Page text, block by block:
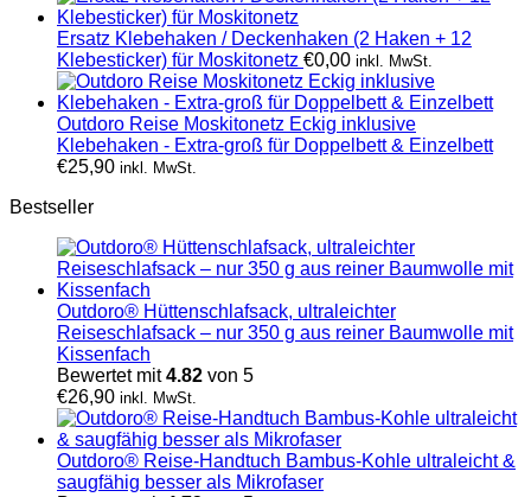
Ersatz Klebehaken / Deckenhaken (2 Haken + 12
Klebesticker) für Moskitonetz €0,00 inkl. MwSt.
Outdoro Reise Moskitonetz Eckig inklusive
Klebehaken - Extra-groß für Doppelbett & Einzelbett
€25,90 inkl. MwSt.
Bestseller
Outdoro® Hüttenschlafsack, ultraleichter
Reiseschlafsack – nur 350 g aus reiner Baumwolle mit
Kissenfach
Bewertet mit4.82 von 5
€26,90 inkl. MwSt.
Outdoro® Reise-Handtuch Bambus-Kohle ultraleicht &
saugfähig besser als Mikrofaser